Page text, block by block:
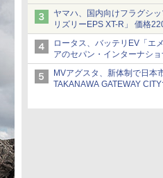
ックベースの観光・旅客輸
ヤマハ、国内向けフラグシ
リズリーEPS XT-R」 価格
ロータス、バッテリEV「エ
アのセパン・インターナシ
のBEV最速タイムを樹立
MVアグスタ、新体制で日本
TAKANAWA GATEWAY